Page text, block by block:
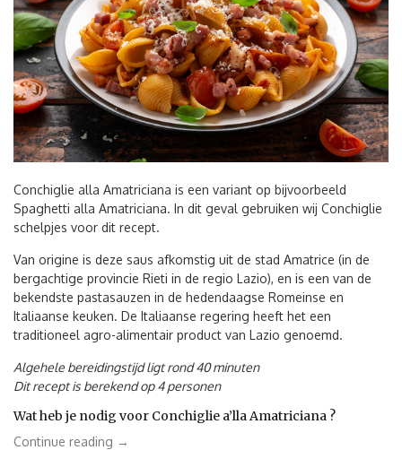
Conchiglie alla Amatriciana is een variant op bijvoorbeeld
Spaghetti alla Amatriciana. In dit geval gebruiken wij Conchiglie
schelpjes voor dit recept.
Van origine is deze saus afkomstig uit de stad Amatrice (in de
bergachtige provincie Rieti in de regio Lazio), en is een van de
bekendste pastasauzen in de hedendaagse Romeinse en
Italiaanse keuken. De Italiaanse regering heeft het een
traditioneel agro-alimentair product van Lazio genoemd.
Algehele bereidingstijd ligt rond 40 minuten
Dit recept is berekend op 4 personen
Wat heb je nodig voor Conchiglie a’lla Amatriciana ?
Continue reading “Conchiglie
→